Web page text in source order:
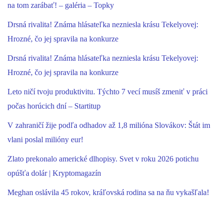
na tom zarábať! – galéria – Topky
Drsná rivalita! Známa hlásateľka nezniesla krásu Tekelyovej:
Hrozné, čo jej spravila na konkurze
Drsná rivalita! Známa hlásateľka nezniesla krásu Tekelyovej:
Hrozné, čo jej spravila na konkurze
Leto ničí tvoju produktivitu. Týchto 7 vecí musíš zmeniť v práci
počas horúcich dní – Startitup
V zahraničí žije podľa odhadov až 1,8 milióna Slovákov: Štát im
vlani poslal milióny eur!
Zlato prekonalo americké dlhopisy. Svet v roku 2026 potichu
opúšťa dolár | Kryptomagazín
Meghan oslávila 45 rokov, kráľovská rodina sa na ňu vykašľala!